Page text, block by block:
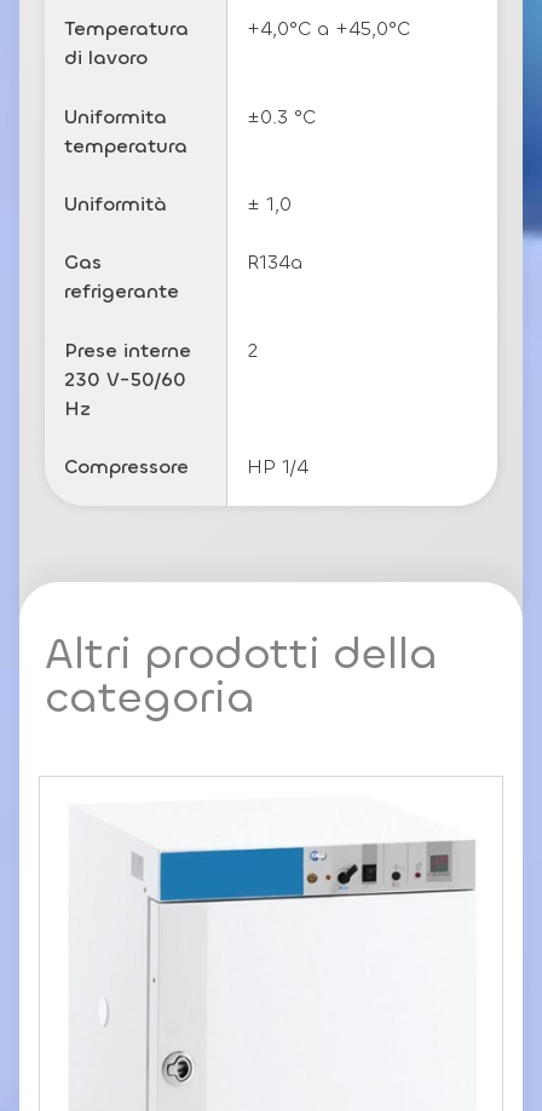
Temperatura
di lavoro
+4,0°C a +45,0°C
Uniformita
temperatura
±0.3 °C
Uniformità ± 1,0
Gas
refrigerante
R134a
Prese interne
230 V-50/60
Hz
2
Compressore HP 1/4
Altri prodotti della
categoria